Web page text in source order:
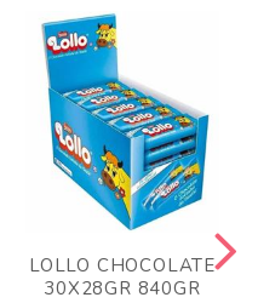
LOLLO CHOCOLATE
30X28GR 840GR